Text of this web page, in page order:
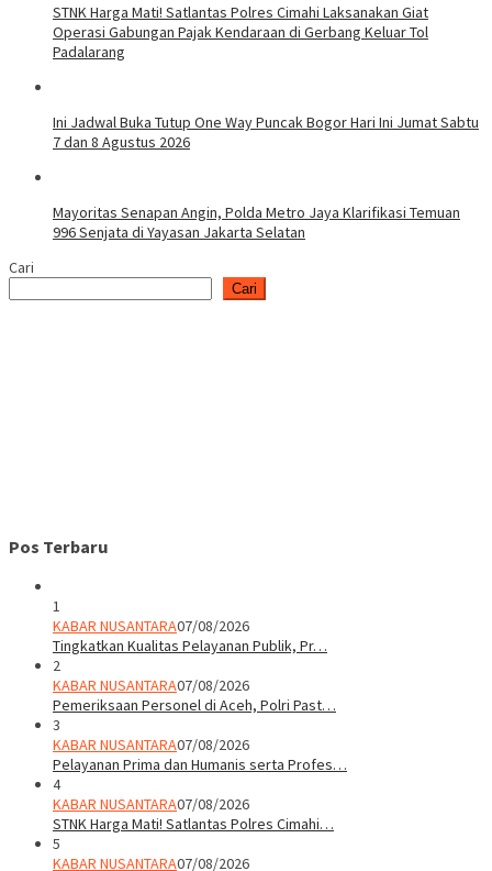
STNK Harga Mati! Satlantas Polres Cimahi Laksanakan Giat
Operasi Gabungan Pajak Kendaraan di Gerbang Keluar Tol
Padalarang
Ini Jadwal Buka Tutup One Way Puncak Bogor Hari Ini Jumat Sabtu
7 dan 8 Agustus 2026
Mayoritas Senapan Angin, Polda Metro Jaya Klarifikasi Temuan
996 Senjata di Yayasan Jakarta Selatan
Cari
Cari
Pos Terbaru
1
KABAR NUSANTARA07/08/2026
Tingkatkan Kualitas Pelayanan Publik, Pr…
2
KABAR NUSANTARA07/08/2026
Pemeriksaan Personel di Aceh, Polri Past…
3
KABAR NUSANTARA07/08/2026
Pelayanan Prima dan Humanis serta Profes…
4
KABAR NUSANTARA07/08/2026
STNK Harga Mati! Satlantas Polres Cimahi…
5
KABAR NUSANTARA07/08/2026